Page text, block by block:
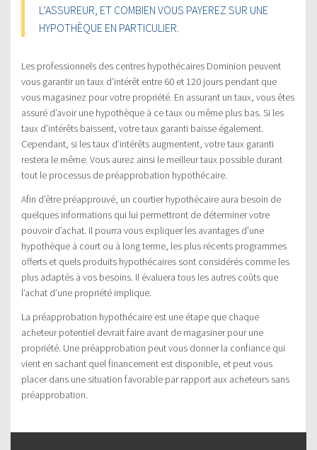
L’ASSUREUR, ET COMBIEN VOUS PAYEREZ SUR UNE
HYPOTHÈQUE EN PARTICULIER.
Les professionnels des centres hypothécaires Dominion peuvent
vous garantir un taux d’intérêt entre 60 et 120 jours pendant que
vous magasinez pour votre propriété. En assurant un taux, vous êtes
assuré d’avoir une hypothèque à ce taux ou même plus bas. Si les
taux d’intérêts baissent, votre taux garanti baisse également.
Cependant, si les taux d’intérêts augmentent, votre taux garanti
restera le même. Vous aurez ainsi le meilleur taux possible durant
tout le processus de préapprobation hypothécaire.
Afin d’être préapprouvé, un courtier hypothécaire aura besoin de
quelques informations qui lui permettront de déterminer votre
pouvoir d’achat. Il pourra vous expliquer les avantages d’une
hypothèque à court ou à long terme, les plus récents programmes
offerts et quels produits hypothécaires sont considérés comme les
plus adaptés à vos besoins. Il évaluera tous les autres coûts que
l’achat d’une propriété implique.
La préapprobation hypothécaire est une étape que chaque
acheteur potentiel devrait faire avant de magasiner pour une
propriété. Une préapprobation peut vous donner la confiance qui
vient en sachant quel financement est disponible, et peut vous
placer dans une situation favorable par rapport aux acheteurs sans
préapprobation.